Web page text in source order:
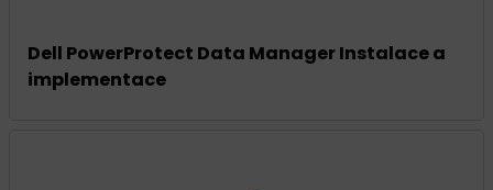
Dell PowerProtect Data Manager Instalace a
implementace